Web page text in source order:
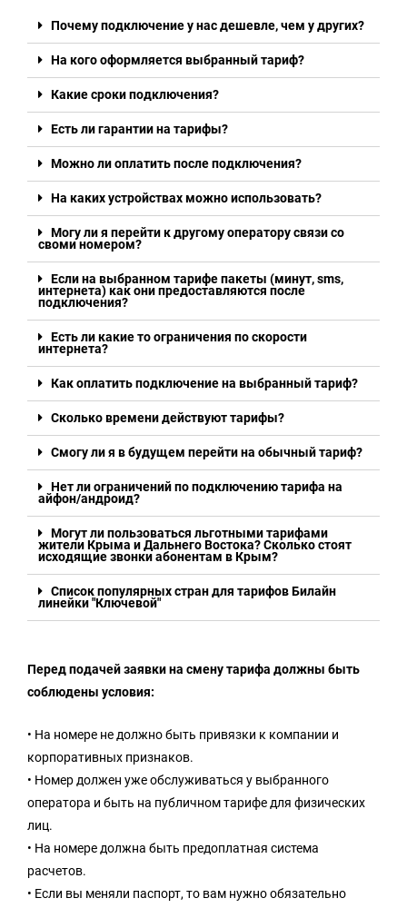
Почему подключение у нас дешевле, чем у других?
На кого оформляется выбранный тариф?
Какие сроки подключения?
Есть ли гарантии на тарифы?
Можно ли оплатить после подключения?
На каких устройствах можно использовать?
Могу ли я перейти к другому оператору связи со
своми номером?
Если на выбранном тарифе пакеты (минут, sms,
интернета) как они предоставляются после
подключения?
Есть ли какие то ограничения по скорости
интернета?
Как оплатить подключение на выбранный тариф?
Сколько времени действуют тарифы?
Смогу ли я в будущем перейти на обычный тариф?
Нет ли ограничений по подключению тарифа на
айфон/андроид?
Могут ли пользоваться льготными тарифами
жители Крыма и Дальнего Востока? Сколько стоят
исходящие звонки абонентам в Крым?
Список популярных стран для тарифов Билайн
линейки "Ключевой"
Перед подачей заявки на смену тарифа должны быть
соблюдены условия:
• На номере не должно быть привязки к компании и
корпоративных признаков.
• Номер должен уже обслуживаться у выбранного
оператора и быть на публичном тарифе для физических
лиц.
• На номере должна быть предоплатная система
расчетов.
• Если вы меняли паспорт, то вам нужно обязательно